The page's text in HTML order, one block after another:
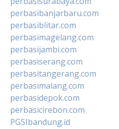
perbasibanjarbaru.com
perbasiblitar.com
perbasimagelang.com
perbasijambi.com
perbasiserang.com
perbasitangerang.com
perbasimalang.com
perbasidepok.com
perbasicirebon.com
PGSIbandung.id